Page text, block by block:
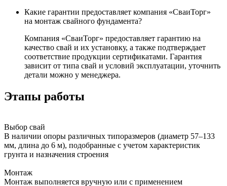
Какие гарантии предоставляет компания «СваиТорг»
на монтаж свайного фундамента?
Компания «СваиТорг» предоставляет гарантию на
качество свай и их установку, а также подтверждает
соответствие продукции сертификатами. Гарантия
зависит от типа свай и условий эксплуатации, уточнить
детали можно у менеджера.
Этапы работы
Выбор свай
В наличии опоры различных типоразмеров (диаметр 57–133
мм, длина до 6 м), подобранные с учетом характеристик
грунта и назначения строения
Монтаж
Монтаж выполняется вручную или с применением